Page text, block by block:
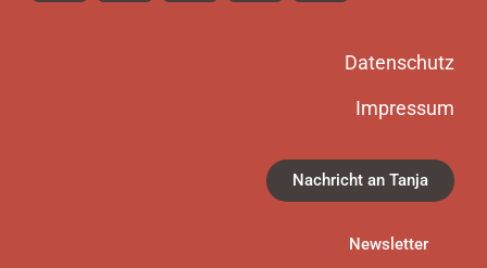
Datenschutz
Impressum
Nachricht an Tanja
Newsletter